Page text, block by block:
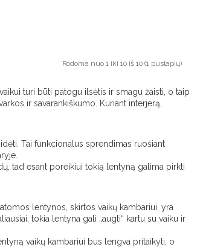
Rodoma nuo 1 iki 10 iš 10 (1 puslapių)
turi būti patogu ilsėtis ir smagu žaisti, o taip
ir savarankiškumo. Kuriant interjerą,
Tai funkcionalus sprendimas ruošiant
tad esant poreikiui tokią lentyną galima pirkti
lentynos, skirtos vaikų kambariui, yra
tokia lentyna gali „augti“ kartu su vaiku ir
vaikų kambariui bus lengva pritaikyti, o